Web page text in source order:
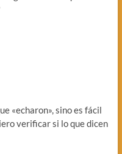
«echaron», sino es fácil
verificar si lo que dicen